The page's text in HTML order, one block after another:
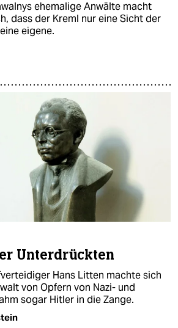
ehemalige Anwälte macht
dass der Kreml nur eine Sicht der
eigene.
Unterdrückten
Hans Litten machte sich
von Opfern von Nazi- und
sogar Hitler in die Zange.